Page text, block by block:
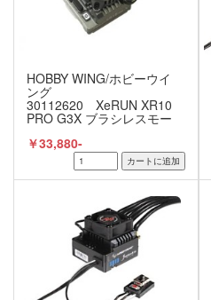
HOBBY WING/ホビーウイ
ング
30112620 XeRUN XR10
PRO G3X ブラシレスモー
ター用 ESC GRAY 【1/10
用】
￥33,880-